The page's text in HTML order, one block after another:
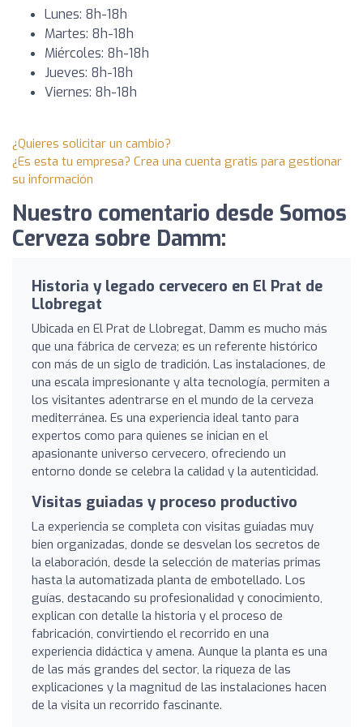
Lunes: 8h-18h
Martes: 8h-18h
Miércoles: 8h-18h
Jueves: 8h-18h
Viernes: 8h-18h
¿Quieres solicitar un cambio?
¿Es esta tu empresa? Crea una cuenta gratis para gestionar
su información
Nuestro comentario desde Somos
Cerveza sobre Damm:
Historia y legado cervecero en El Prat de
Llobregat
Ubicada en El Prat de Llobregat, Damm es mucho más
que una fábrica de cerveza; es un referente histórico
con más de un siglo de tradición. Las instalaciones, de
una escala impresionante y alta tecnología, permiten a
los visitantes adentrarse en el mundo de la cerveza
mediterránea. Es una experiencia ideal tanto para
expertos como para quienes se inician en el
apasionante universo cervecero, ofreciendo un
entorno donde se celebra la calidad y la autenticidad.
Visitas guiadas y proceso productivo
La experiencia se completa con visitas guiadas muy
bien organizadas, donde se desvelan los secretos de
la elaboración, desde la selección de materias primas
hasta la automatizada planta de embotellado. Los
guías, destacando su profesionalidad y conocimiento,
explican con detalle la historia y el proceso de
fabricación, convirtiendo el recorrido en una
experiencia didáctica y amena. Aunque la planta es una
de las más grandes del sector, la riqueza de las
explicaciones y la magnitud de las instalaciones hacen
de la visita un recorrido fascinante.